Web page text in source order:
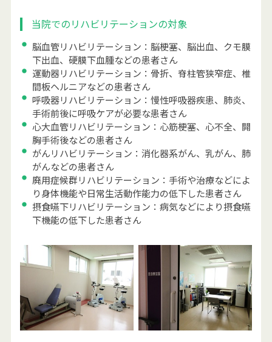
当院でのリハビリテーションの対象
脳血管リハビリテーション：脳梗塞、脳出血、クモ膜
下出血、硬膜下血腫などの患者さん
運動器リハビリテーション：骨折、脊柱管狭窄症、椎
間板ヘルニアなどの患者さん
呼吸器リハビリテーション：慢性呼吸器疾患、肺炎、
手術前後に呼吸ケアが必要な患者さん
心大血管リハビリテーション：心筋梗塞、心不全、開
胸手術後などの患者さん
がんリハビリテーション：消化器系がん、乳がん、肺
がんなどの患者さん
廃用症候群リハビリテーション：手術や治療などによ
り身体機能や日常生活動作能力の低下した患者さん
摂食嚥下リハビリテーション：病気などにより摂食嚥
下機能の低下した患者さん